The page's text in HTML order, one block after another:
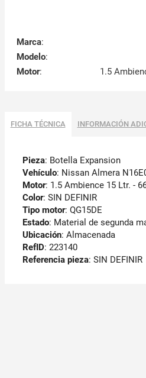
Marca:
Modelo:
Motor: 1.5
FICHA TÉCNICA INFORMACIÓN
Pieza: Botella Expansion
Vehículo: Nissan Almera
Motor: 1.5 Ambience 15 Ltr. -
Color: SIN DEFINIR
Tipo motor: QG15DE
Estado: Material de segunda
Ubicación: Almacenada
RefID: 223140
Referencia pieza: SIN DEFINIR